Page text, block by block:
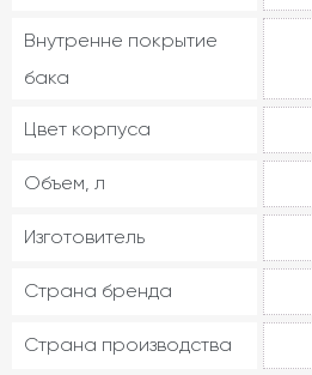
Внутренне покрытие
бака
Цвет корпуса
Объем, л
Изготовитель
Страна бренда
Страна производства